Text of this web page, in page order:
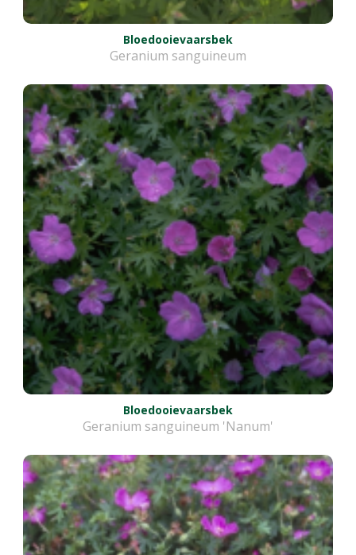
Bloedooievaarsbek
Geranium sanguineum
Bloedooievaarsbek
Geranium sanguineum 'Nanum'